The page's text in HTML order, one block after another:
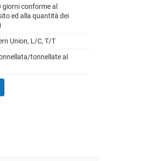
giorni conforme al
ed alla quantità dei
Union, L/C, T/T
tonnellate al